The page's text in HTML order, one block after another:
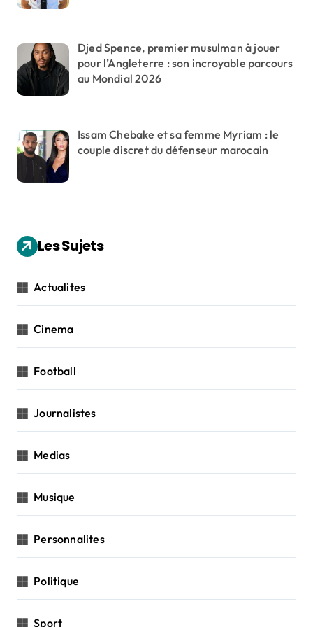
Djed Spence, premier musulman à jouer
pour l’Angleterre : son incroyable parcours
au Mondial 2026
Issam Chebake et sa femme Myriam : le
couple discret du défenseur marocain
Les Sujets
Actualites
Cinema
Football
Journalistes
Medias
Musique
Personnalites
Politique
Sport